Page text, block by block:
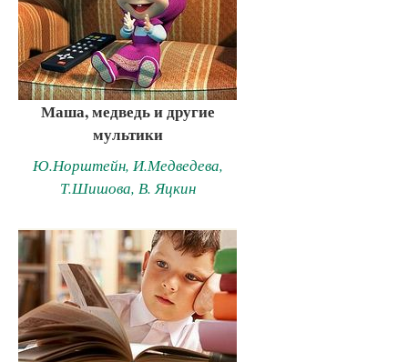
Маша, медведь и другие
мультики
Ю.Норштейн, И.Медведева,
Т.Шишова, В. Яцкин